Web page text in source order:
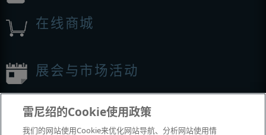
在线商城
展会与市场活动
雷尼绍的Cookie使用政策
我们的网站使用Cookie来优化网站导航、分析网站使用情